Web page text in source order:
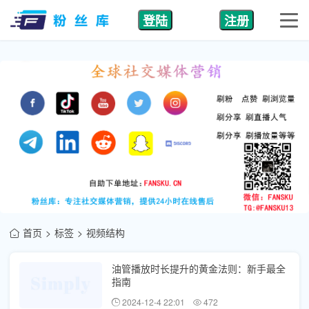
登陆 注册
首页 标签 视频结构
油管播放时长提升的黄金法则：新手最全
指南
2024-12-4 22:01 472